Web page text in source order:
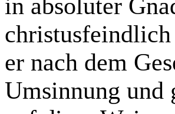
in absoluter
er nach dem
Umsinnung und